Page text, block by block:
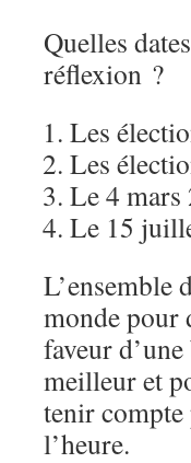
Quelles
réflexion ?
Les
Les
Le 4 mars
Le 15
L’ensemble
monde pour
faveur
meilleur et
tenir
l’heure.